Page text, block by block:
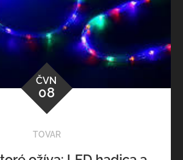
ČVN
08
TOVAR